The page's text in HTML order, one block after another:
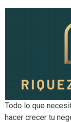
Todo lo que
hacer crecer tu